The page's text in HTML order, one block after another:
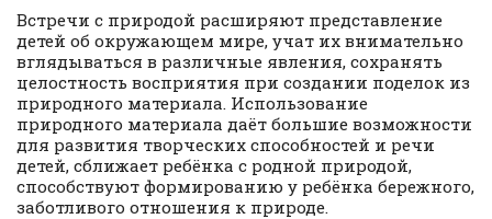
Встречи с природой расширяют представление
детей об окружающем мире, учат их внимательно
вглядываться в различные явления, сохранять
целостность восприятия при создании поделок из
природного материала. Использование
природного материала даёт большие возможности
для развития творческих способностей и речи
детей, сближает ребёнка с родной природой,
способствуют формированию у ребёнка бережного,
заботливого отношения к природе.